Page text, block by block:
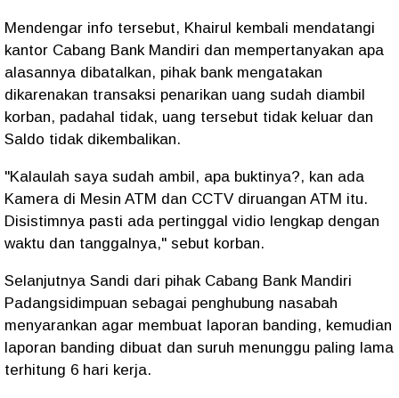
Mendengar info tersebut, Khairul kembali mendatangi
kantor Cabang Bank Mandiri dan mempertanyakan apa
alasannya dibatalkan, pihak bank mengatakan
dikarenakan transaksi penarikan uang sudah diambil
korban, padahal tidak, uang tersebut tidak keluar dan
Saldo tidak dikembalikan.
"Kalaulah saya sudah ambil, apa buktinya?, kan ada
Kamera di Mesin ATM dan CCTV diruangan ATM itu.
Disistimnya pasti ada pertinggal vidio lengkap dengan
waktu dan tanggalnya," sebut korban.
Selanjutnya Sandi dari pihak Cabang Bank Mandiri
Padangsidimpuan sebagai penghubung nasabah
menyarankan agar membuat laporan banding, kemudian
laporan banding dibuat dan suruh menunggu paling lama
terhitung 6 hari kerja.